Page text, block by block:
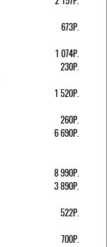
673Р.
1 074Р.
230Р.
1 520Р.
260Р.
6 690Р.
8 990Р.
3 890Р.
522Р.
700Р.